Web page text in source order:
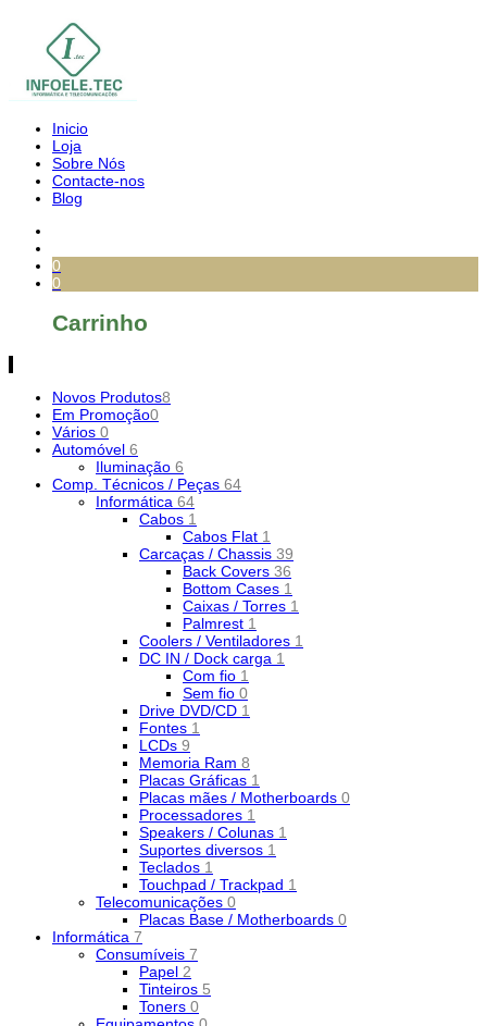
Inicio
Loja
Sobre Nós
Contacte-nos
Blog
0
0
Carrinho
Novos Produtos8
Em Promoção0
Vários 0
Automóvel 6
Iluminação 6
Comp. Técnicos / Peças 64
Informática 64
Cabos 1
Cabos Flat 1
Carcaças / Chassis 39
Back Covers 36
Bottom Cases 1
Caixas / Torres 1
Palmrest 1
Coolers / Ventiladores 1
DC IN / Dock carga 1
Com fio 1
Sem fio 0
Drive DVD/CD 1
Fontes 1
LCDs 9
Memoria Ram 8
Placas Gráficas 1
Placas mães / Motherboards 0
Processadores 1
Speakers / Colunas 1
Suportes diversos 1
Teclados 1
Touchpad / Trackpad 1
Telecomunicações 0
Placas Base / Motherboards 0
Informática 7
Consumíveis 7
Papel 2
Tinteiros 5
Toners 0